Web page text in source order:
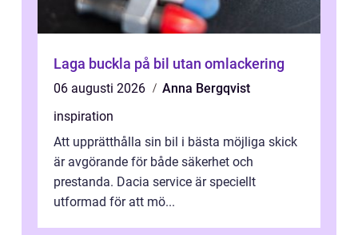
Laga buckla på bil utan omlackering
06 augusti 2026
Anna Bergqvist
inspiration
Att upprätthålla sin bil i bästa möjliga skick
är avgörande för både säkerhet och
prestanda. Dacia service är speciellt
utformad för att mö...